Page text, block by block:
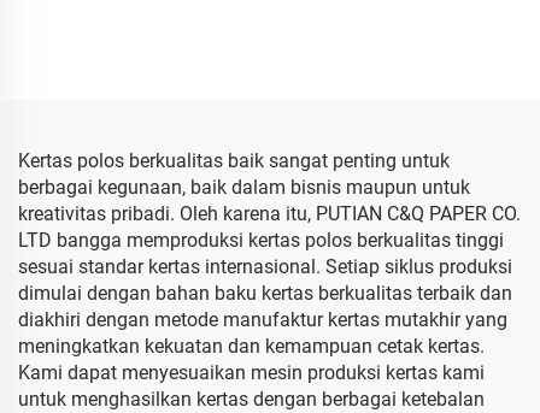
Kertas polos berkualitas baik sangat penting untuk
berbagai kegunaan, baik dalam bisnis maupun untuk
kreativitas pribadi. Oleh karena itu, PUTIAN C&Q PAPER CO.
LTD bangga memproduksi kertas polos berkualitas tinggi
sesuai standar kertas internasional. Setiap siklus produksi
dimulai dengan bahan baku kertas berkualitas terbaik dan
diakhiri dengan metode manufaktur kertas mutakhir yang
meningkatkan kekuatan dan kemampuan cetak kertas.
Kami dapat menyesuaikan mesin produksi kertas kami
untuk menghasilkan kertas dengan berbagai ketebalan